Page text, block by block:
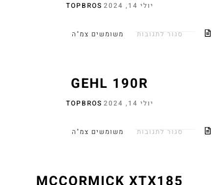
יולי 14, 2024 TOPBROS
סגור לתגובות משומשים צמ"ה
GEHL 190R
יולי 14, 2024 TOPBROS
סגור לתגובות משומשים צמ"ה
MCCORMICK XTX185